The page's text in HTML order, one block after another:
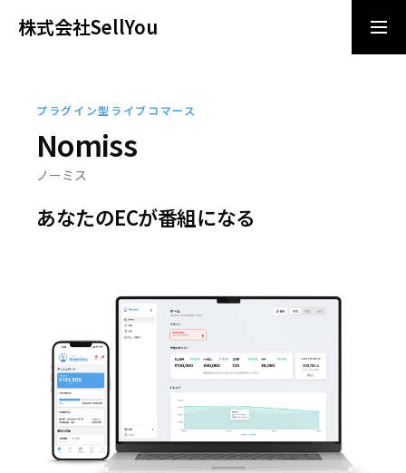
株式会社SellYou
ビジョン/ミッション
採用情報
プラグイン型ライブコマース
Nomiss
ノーミス
あなたのECが番組になる